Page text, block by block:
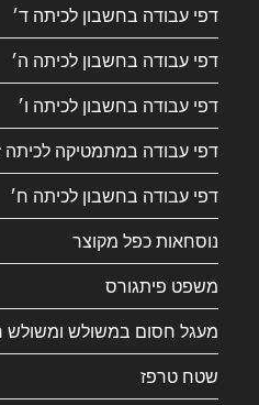
דפי עבודה בחשבון לכיתה ד׳
דפי עבודה בחשבון לכיתה ה׳
דפי עבודה בחשבון לכיתה ו׳
דפי עבודה במתמטיקה לכיתה
דפי עבודה בחשבון לכיתה ח׳
נוסחאות כפל מקוצר
משפט פיתגורס
מעגל חסום במשולש ומשולש
שטח טרפז